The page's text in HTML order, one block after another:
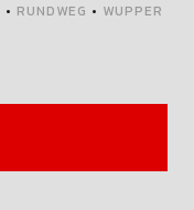
• RUNDWEG • WUPPER